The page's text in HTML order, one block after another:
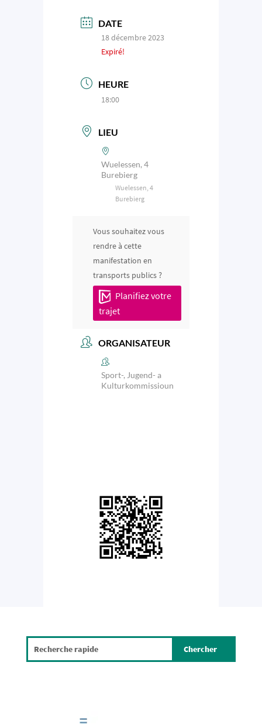
DATE
18 décembre 2023
Expiré!
HEURE
18:00
LIEU
Wuelessen, 4
Burebierg
Wuelessen, 4
Burebierg
Vous souhaitez vous
rendre à cette
manifestation en
transports publics ?
Planifiez votre
trajet
ORGANISATEUR
Sport-, Jugend- a
Kulturkommissioun